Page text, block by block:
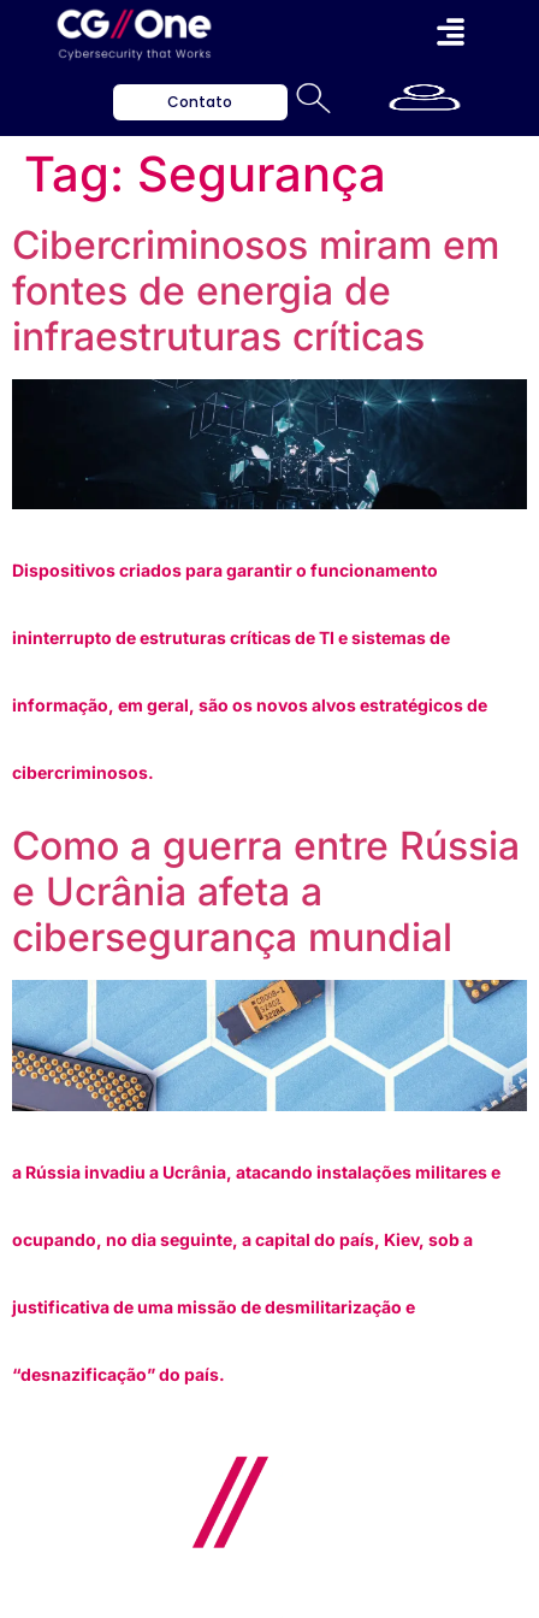
Contato
Tag: Segurança
Cibercriminosos miram em
fontes de energia de
infraestruturas críticas
Dispositivos criados para garantir o funcionamento
ininterrupto de estruturas críticas de TI e sistemas de
informação, em geral, são os novos alvos estratégicos de
cibercriminosos.
Como a guerra entre Rússia
e Ucrânia afeta a
cibersegurança mundial
a Rússia invadiu a Ucrânia, atacando instalações militares e
ocupando, no dia seguinte, a capital do país, Kiev, sob a
justificativa de uma missão de desmilitarização e
“desnazificação” do país.